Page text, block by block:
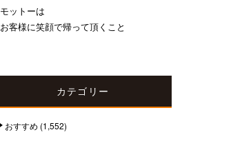
モットーは
お客様に笑顔で帰って頂くこと
カテゴリー
おすすめ (1,552)